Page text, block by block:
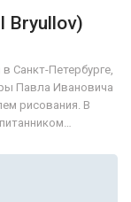
Bryullov)
Санкт-Петербурге,
Павла Ивановича
рисования. В